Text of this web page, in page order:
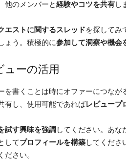
他のメンバーと経験やコツを共有し
エストに関するスレッドを探してみ
ょう。積極的に参加して洞察や機会
ューの活用
を書くことは時にオファーにつなが
有し、使用可能であればレビュープ
試す興味を強調してください。あな
してプロフィールを構築してくださ
ださい。